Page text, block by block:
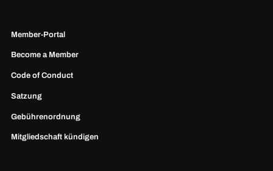
Member-Portal
Become a Member
Code of Conduct
Satzung
Gebührenordnung
Mitgliedschaft kündigen